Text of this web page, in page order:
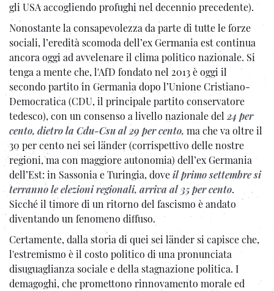
gli USA accogliendo profughi nel decennio precedente).
Nonostante la consapevolezza da parte di tutte le forze
sociali, l’eredità scomoda dell’ex Germania est continua
ancora oggi ad avvelenare il clima politico nazionale. Si
tenga a mente che, l'AfD fondato nel 2013 è oggi il
secondo partito in Germania dopo l’Unione Cristiano-
Democratica (CDU, il principale partito conservatore
tedesco), con un consenso a livello nazionale del 24 per
cento, dietro la Cdu-Csu al 29 per cento, ma che va oltre il
30 per cento nei sei länder (corrispettivo delle nostre
regioni, ma con maggiore autonomia) dell’ex Germania
dell’Est: in Sassonia e Turingia, doveil primo settembre si
terranno le elezioni regionali, arriva al 35 per cento.
Sicché il timore di un ritorno del fascismo è andato
diventando un fenomeno diffuso.
Certamente, dalla storia di quei sei länder si capisce che,
l'estremismo è il costo politico di una pronunciata
disuguaglianza sociale e della stagnazione politica. I
demagoghi, che promettono rinnovamento morale ed